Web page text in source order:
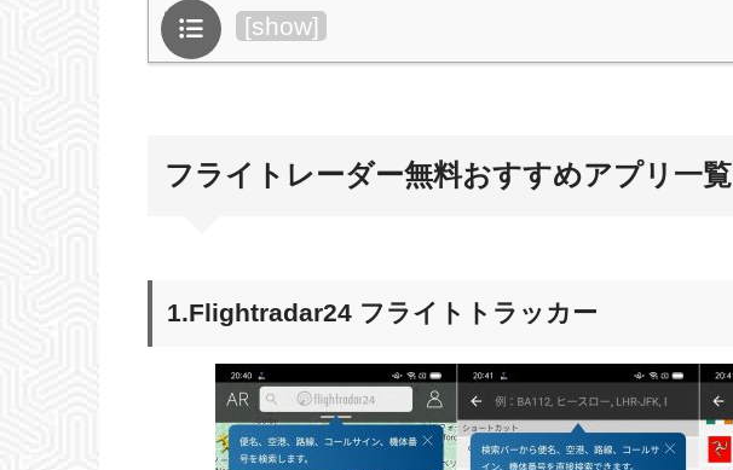
目次 [show]
フライトレーダー無料おすすめアプリ一覧
1.Flightradar24 フライトトラッカー